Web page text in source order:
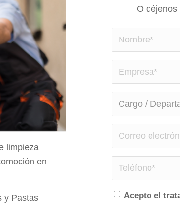
limpieza
en
y Pastas
O déjenos
Acepto el